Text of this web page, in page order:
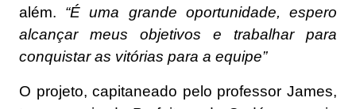
além. “É uma grande oportunidade, espero
alcançar meus objetivos e trabalhar para
conquistar as vitórias para a equipe”
O projeto, capitaneado pelo professor James,